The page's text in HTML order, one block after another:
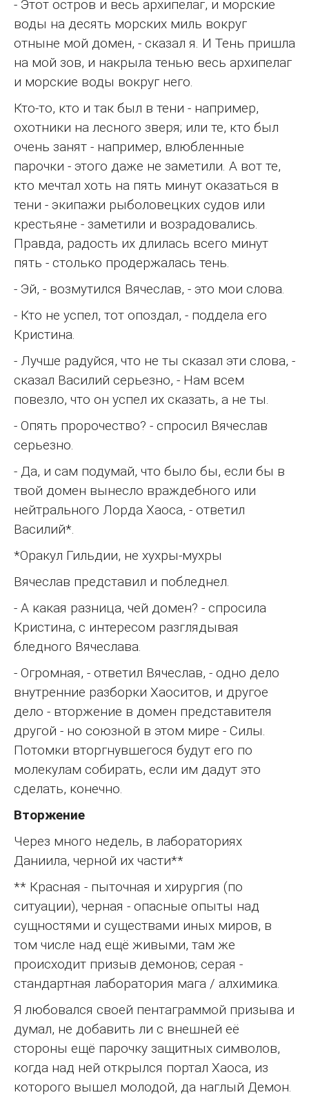
- Этот остров и весь архипелаг, и морские
воды на десять морских миль вокруг
отныне мой домен, - сказал я. И Тень пришла
на мой зов, и накрыла тенью весь архипелаг
и морские воды вокруг него.
Кто-то, кто и так был в тени - например,
охотники на лесного зверя; или те, кто был
очень занят - например, влюбленные
парочки - этого даже не заметили. А вот те,
кто мечтал хоть на пять минут оказаться в
тени - экипажи рыболовецких судов или
крестьяне - заметили и возрадовались.
Правда, радость их длилась всего минут
пять - столько продержалась тень.
- Эй, - возмутился Вячеслав, - это мои слова.
- Кто не успел, тот опоздал, - поддела его
Кристина.
- Лучше радуйся, что не ты сказал эти слова, -
сказал Василий серьезно, - Нам всем
повезло, что он успел их сказать, а не ты.
- Опять пророчество? - спросил Вячеслав
серьезно.
- Да, и сам подумай, что было бы, если бы в
твой домен вынесло враждебного или
нейтрального Лорда Хаоса, - ответил
Василий*.
*Оракул Гильдии, не хухры-мухры
Вячеслав представил и побледнел.
- А какая разница, чей домен? - спросила
Кристина, с интересом разглядывая
бледного Вячеслава.
- Огромная, - ответил Вячеслав, - одно дело
внутренние разборки Хаоситов, и другое
дело - вторжение в домен представителя
другой - но союзной в этом мире - Силы.
Потомки вторгнувшегося будут его по
молекулам собирать, если им дадут это
сделать, конечно.
Вторжение
Через много недель, в лабораториях
Даниила, черной их части**
** Красная - пыточная и хирургия (по
ситуации), черная - опасные опыты над
сущностями и существами иных миров, в
том числе над ещё живыми, там же
происходит призыв демонов; серая -
стандартная лаборатория мага / алхимика.
Я любовался своей пентаграммой призыва и
думал, не добавить ли с внешней её
стороны ещё парочку защитных символов,
когда над ней открылся портал Хаоса, из
которого вышел молодой, да наглый Демон.